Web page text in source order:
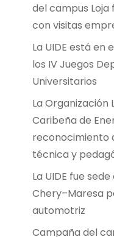
del campus
con visitas
La UIDE está en
los IV Juegos
Universitarios
La
Caribeña de
reconocimiento
técnica y
La UIDE fue
Chery–Maresa
automotriz
Campaña del